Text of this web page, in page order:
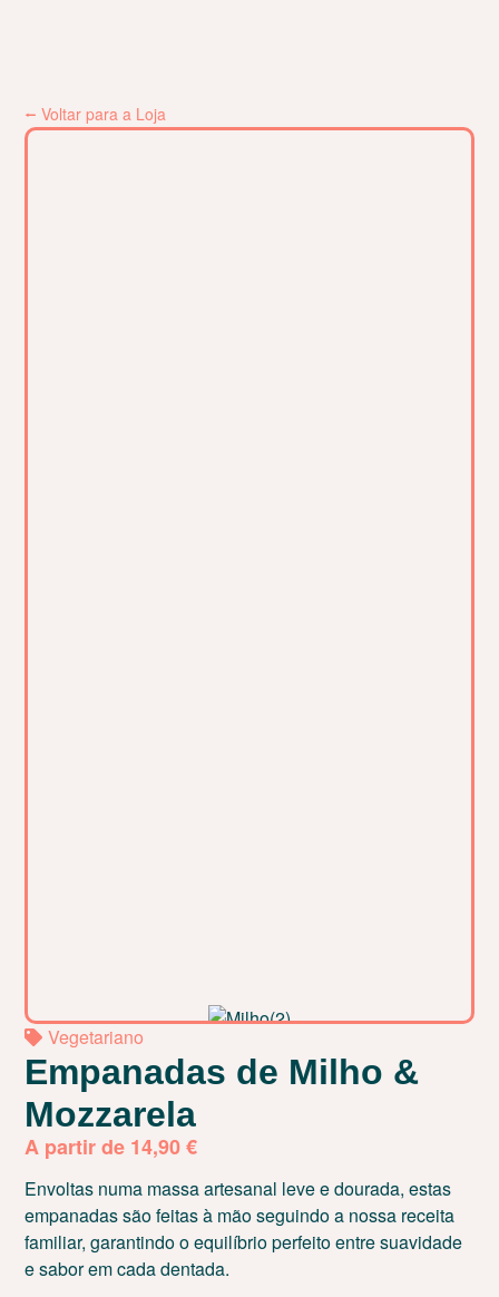
⭠ Voltar para a Loja
Vegetariano
Empanadas de Milho &
Mozzarela
A partir de 14,90€
Envoltas numa massa artesanal leve e dourada, estas
empanadas são feitas à mão seguindo a nossa receita
familiar, garantindo o equilíbrio perfeito entre suavidade
e sabor em cada dentada.